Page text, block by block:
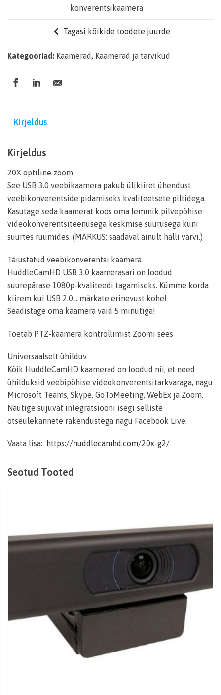
konverentsikaamera
Tagasi kõikide toodete juurde
Kategooriad: Kaamerad , Kaamerad ja tarvikud
Kirjeldus
Kirjeldus
20X optiline zoom
See USB 3.0 veebikaamera pakub ülikiiret ühendust
veebikonverentside pidamiseks kvaliteetsete piltidega.
Kasutage seda kaamerat koos oma lemmik pilvepõhise
videokonverentsiteenusega keskmise suurusega kuni
suurtes ruumides. (MÄRKUS: saadaval ainult halli värvi.)
Täiustatud veebikonverentsi kaamera
HuddleCamHD USB 3.0 kaamerasari on loodud
suurepärase 1080p-kvaliteedi tagamiseks. Kümme korda
kiirem kui USB 2.0… märkate erinevust kohe!
Seadistage oma kaamera vaid 5 minutiga!
Toetab PTZ-kaamera kontrollimist Zoomi sees
Universaalselt ühilduv
Kõik HuddleCamHD kaamerad on loodud nii, et need
ühilduksid veebipõhise videokonverentsitarkvaraga, nagu
Microsoft Teams, Skype, GoToMeeting, WebEx ja Zoom.
Nautige sujuvat integratsiooni isegi selliste
otseülekannete rakendustega nagu Facebook Live.
Vaata lisa: https://huddlecamhd.com/20x-g2/
Seotud Tooted